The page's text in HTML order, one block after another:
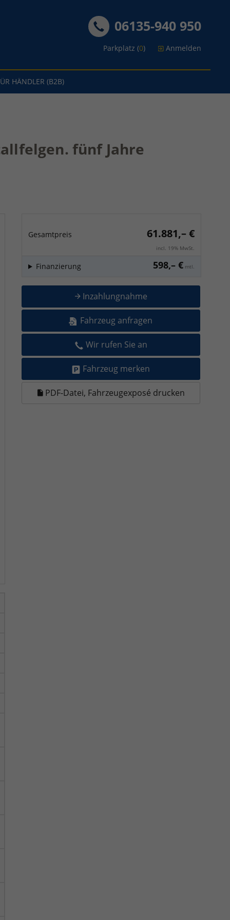
06135-940 950
Parkplatz (0) Anmelden
HÄNDLER (B2B)
fünf Jahre
Gesamtpreis 61.881,– €
incl. 19% MwSt.
598,– € mtl.
Finanzierung
Inzahlungnahme
Fahrzeug anfragen
Wir rufen Sie an
Fahrzeug merken
PDF-Datei, Fahrzeugexposé drucken